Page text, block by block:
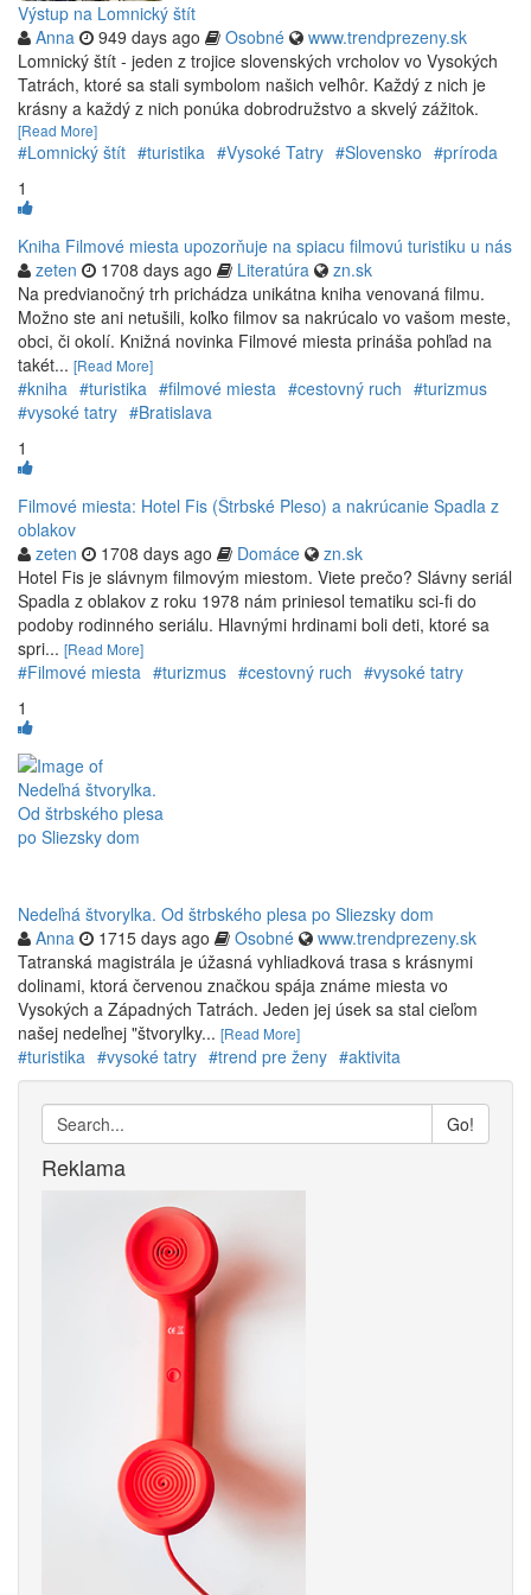
Výstup na Lomnický štít
Anna
949 days ago Osobné
www.trendprezeny.sk
Lomnický štít - jeden z trojice slovenských vrcholov vo Vysokých
Tatrách, ktoré sa stali symbolom našich veľhôr. Každý z nich je
krásny a každý z nich ponúka dobrodružstvo a skvelý zážitok.
[Read More]
#Lomnický štít #turistika #Vysoké Tatry #Slovensko #príroda
1
Kniha Filmové miesta upozorňuje na spiacu filmovú turistiku u nás
zeten
1708 days ago Literatúra
zn.sk
Na predvianočný trh prichádza unikátna kniha venovaná filmu.
Možno ste ani netušili, koľko filmov sa nakrúcalo vo vašom meste,
obci, či okolí. Knižná novinka Filmové miesta prináša pohľad na
takét... [Read More]
#kniha #turistika #filmové miesta #cestovný ruch #turizmus
#vysoké tatry #Bratislava
1
Filmové miesta: Hotel Fis (Štrbské Pleso) a nakrúcanie Spadla z
oblakov
zeten
1708 days ago Domáce
zn.sk
Hotel Fis je slávnym filmovým miestom. Viete prečo? Slávny seriál
Spadla z oblakov z roku 1978 nám priniesol tematiku sci-fi do
podoby rodinného seriálu. Hlavnými hrdinami boli deti, ktoré sa
spri... [Read More]
#Filmové miesta #turizmus #cestovný ruch #vysoké tatry
1
Nedeľná štvorylka. Od štrbského plesa po Sliezsky dom
Anna
1715 days ago Osobné
www.trendprezeny.sk
Tatranská magistrála je úžasná vyhliadková trasa s krásnymi
dolinami, ktorá červenou značkou spája známe miesta vo
Vysokých a Západných Tatrách. Jeden jej úsek sa stal cieľom
našej nedeľnej "štvorylky... [Read More]
#turistika #vysoké tatry #trend pre ženy #aktivita
Go!
Reklama